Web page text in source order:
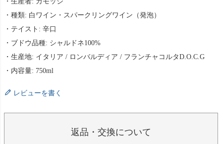
・種類: 白ワイン・スパークリングワイン（発泡）
・テイスト: 辛口
・ブドウ品種: シャルドネ100%
・生産地: イタリア / ロンバルディア / フランチャコルタD.O.C.G
・内容量: 750ml
レビューを書く
返品・交換について